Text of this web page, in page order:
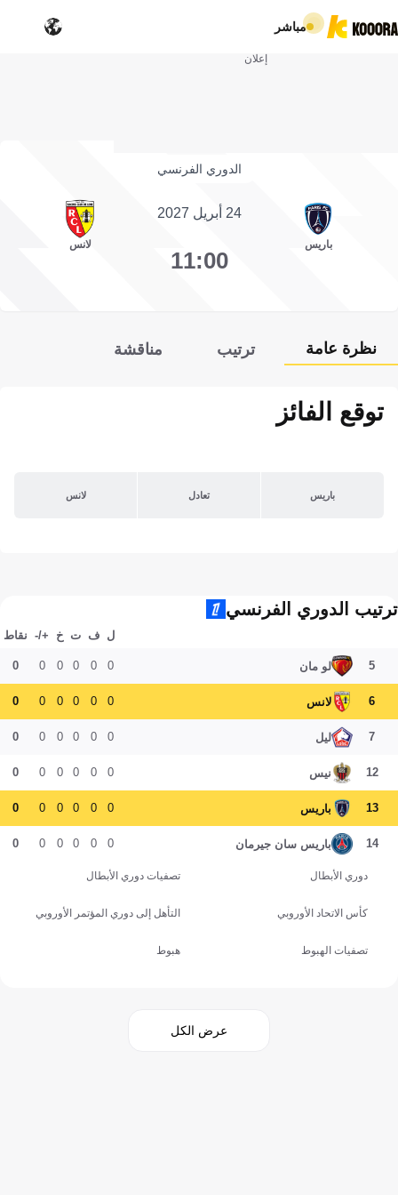
مباشر
إعلان
الدوري الفرنسي
باريس
24 أبريل 2027
11:00
لانس
نظرة عامة ترتيب مناقشة
توقع الفائز
باريس تعادل لانس
ترتيب الدوري الفرنسي
ل ف ت خ +/- نقاط
5 لو مان 0
0
0
0
0
0
6 لانس 0
0
0
0
0
0
7 ليل 0
0
0
0
0
0
12 نيس 0
0
0
0
0
0
13 باريس 0
0
0
0
0
0
14 باريس سان جيرمان 0
0
0
0
0
0
دوري الأبطال تصفيات دوري الأبطال
كأس الاتحاد الأوروبي التأهل إلى دوري المؤتمر الأوروبي
تصفيات الهبوط هبوط
عرض الكل